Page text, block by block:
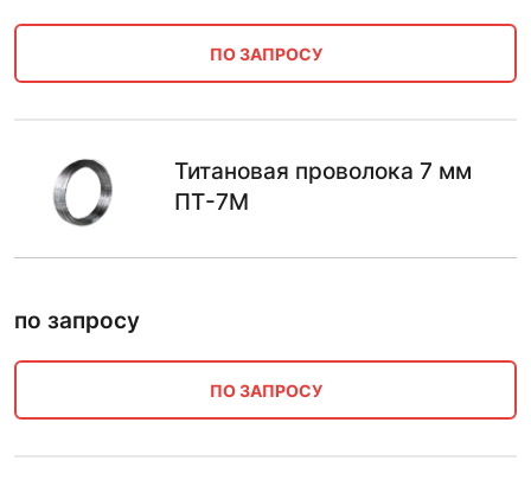
ПО ЗАПРОСУ
Титановая проволока 7 мм
ПТ-7М
по запросу
ПО ЗАПРОСУ